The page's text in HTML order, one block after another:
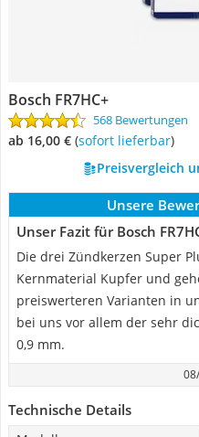
Bosch FR7HC+
568 Bewertungen
ab 16,00 € ( Sofort lieferbar)
Preisvergleich
Unsere
Unser Fazit für Bosch
Die drei Zündkerzen Super
Kernmaterial Kupfer und
preiswerteren Varianten in
bei uns vor allem der sehr
0,9 mm.
Technische Details